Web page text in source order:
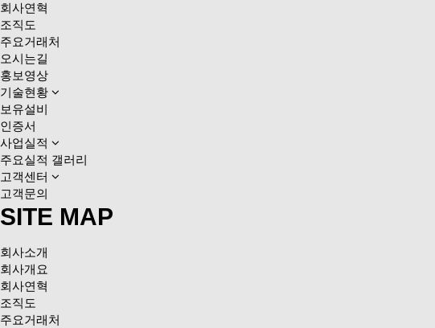
회사연혁
조직도
주요거래처
오시는길
홍보영상
기술현황
보유설비
인증서
사업실적
주요실적 갤러리
고객센터
고객문의
SITE MAP
회사소개
회사개요
회사연혁
조직도
주요거래처